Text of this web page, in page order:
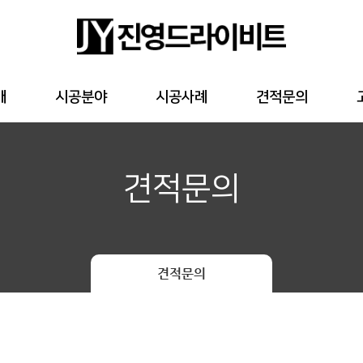
시공분야 시공사례 견적문의
견적문의
견적문의